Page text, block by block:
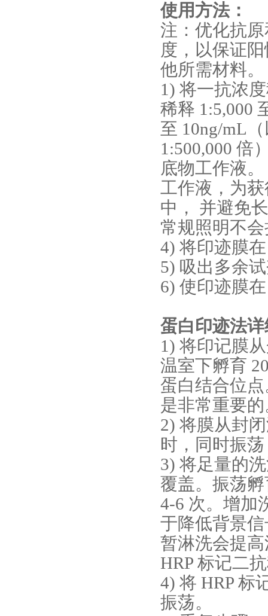
使用方法：
注：优化抗
度，以保证
他所需材料。
1) 将一抗浓
稀释 1:5,000
至 10ng/mL
1:500,000 倍
底物工作液
工作液，为
中， 并避免
常规照明不
4) 将印迹膜
5) 吸出多余
6) 使印迹膜
蛋白印迹法
1) 将印记膜
温室下孵育
蛋白结合位
是非常重要
2) 将膜从封
时，同时振
3) 将足量的
覆盖。振荡
4-6 次。增加
于降低背景
暂淋洗会提
HRP 标记二
4) 将 HRP 标
振荡。